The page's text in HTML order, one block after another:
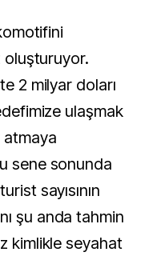
oluşturuyor.
2 milyar doları
ulaşmak
atmaya
sene sonunda
sayısının
şu anda tahmin
kimlikle seyahat